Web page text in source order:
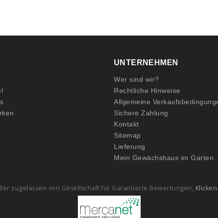
UNTERNEHMEN
Wer sind wir?
Rechtliche Hinweise
Allgemeine
Sichere Zahlung
Kontakt
Sitemap
Lieferung
Mein Gewächshaus im Garten
zugelassen von Gesellschaft für Garantierte Bewertungen,